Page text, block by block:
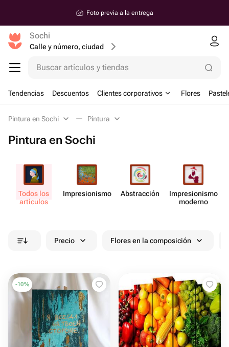
Foto previa a la entrega
Sochi
Calle y número, ciudad
Buscar artículos y tiendas
Tendencias Descuentos Clientes corporativos Flores
Pintura en Sochi Pintura
Pintura en Sochi
Todos los
artículos
Impresi​onismo Abstr​acción
Impresi​onismo
moderno
Precio Flores en la composición
-10%